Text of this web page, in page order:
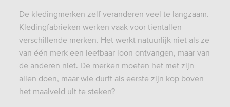
De kledingmerken zelf veranderen veel te langzaam.
Kledingfabrieken werken vaak voor tientallen
verschillende merken. Het werkt natuurlijk niet als ze
van één merk een leefbaar loon ontvangen, maar van
de anderen niet. De merken moeten het met zijn
allen doen, maar wie durft als eerste zijn kop boven
het maaiveld uit te steken?